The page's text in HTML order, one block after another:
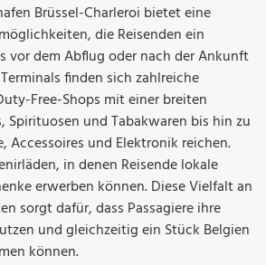
Brüssel-Charleroi bietet eine
die Reisenden ein
vor dem Abflug oder nach der Ankunft
finden sich zahlreiche
Free-Shops mit einer breiten
Spirituosen und Tabakwaren bis hin zu
Accessoires und Elektronik reichen.
in denen Reisende lokale
erwerben können. Diese Vielfalt an
sorgt dafür, dass Passagiere ihre
und gleichzeitig ein Stück Belgien
können.